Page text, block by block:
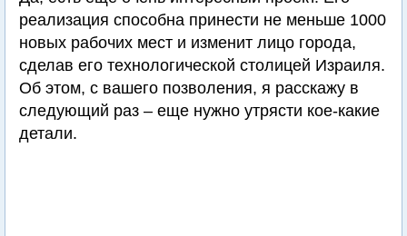
реализация способна принести не меньше 1000
новых рабочих мест и изменит лицо города,
сделав его технологической столицей Израиля.
Об этом, с вашего позволения, я расскажу в
следующий раз – еще нужно утрясти кое-какие
детали.